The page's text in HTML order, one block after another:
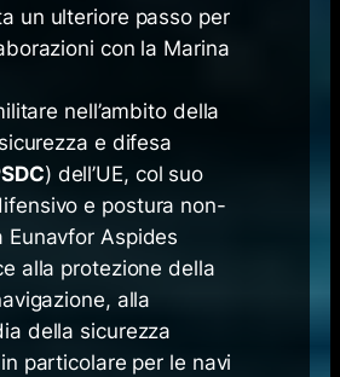
un ulteriore passo per
con la Marina
nell’ambito della
e difesa
) dell’UE, col suo
e postura non-
Eunavfor Aspides
alla protezione della
alla
della sicurezza
particolare per le navi